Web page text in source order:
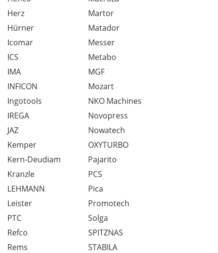
Herz
Hürner
Icomar
ICS
IMA
INFICON
Ingotools
IREGA
JAZ
Kemper
Kern-Deudiam
Kranzle
LEHMANN
Leister
Martor
Matador
Messer
Metabo
MGF
Mozart
NKO Machines
Novopress
Nowatech
OXYTURBO
Pajarito
PCS
Pica
Promotech
PTC
Refco
Rems
Solga
SPITZNAS
STABILA